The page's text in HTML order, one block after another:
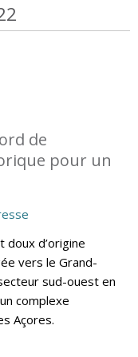
de
pour un
doux d’origine
vers le Grand-
sud-ouest en
complexe
Açores.